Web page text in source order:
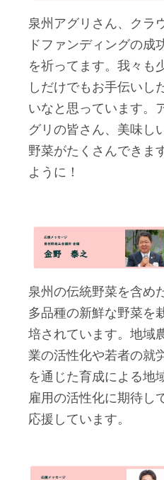
泉州アグリさん、クラ
ドファンディングの成
を祈ってます。我々も
しだけでもお手伝いし
いなと思っています。
グリの皆さん、美味し
野菜がたくさんできま
ように！
泉州の伝統野菜を含め
多品種の新鮮な野菜を
培されています。地域
業の活性化や若者の就
を通じた育成による地
雇用の活性化に期待し
応援しています。